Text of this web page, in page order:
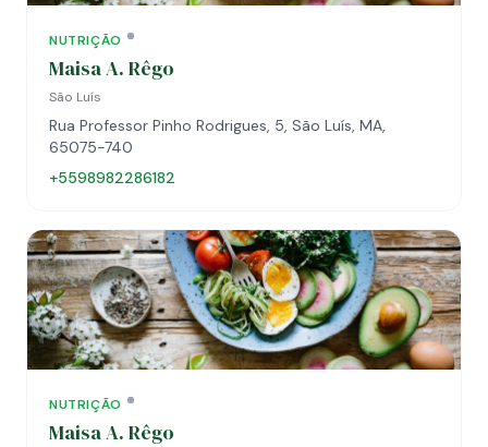
NUTRIÇÃO
Maisa A. Rêgo
São Luís
Rua Professor Pinho Rodrigues, 5, São Luís, MA,
65075-740
+5598982286182
NUTRIÇÃO
Maisa A. Rêgo